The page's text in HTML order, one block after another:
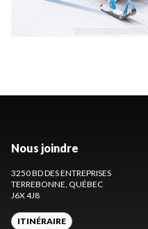
Nous joindre
3250 BD DES ENTREPRISES
TERREBONNE , QUÉBEC
J6X 4J8
ITINÉRAIRE